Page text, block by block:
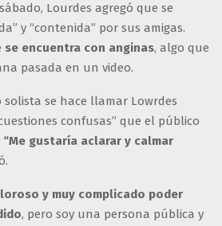
Lourdes agregó que se
y “contenida” por sus amigas.
se encuentra con anginas, algo que
pasada en un video.
se hace llamar Lowrdes
confusas” que el público
“Me gustaría aclarar y calmar
y muy complicado poder
, pero soy una persona pública y